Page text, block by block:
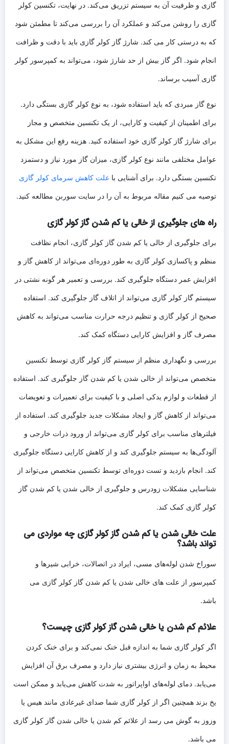
گازی و ظرفیت آن به سیستم تزریق می‌کند. در نهایت، تکنسین کولر
گازی را روشن می‌کند و عملکرد آن را بررسی می‌کند تا مطمئن شود
که به درستی کار می ‌کند. شارژ گاز کولر گازی باید با دقت و ظرافت
انجام شود. اگر گاز بیش از حد شارژ شود، می‌تواند به کمپرسور کولر
گازی آسیب برساند.
نوع گاز مبردی که باید استفاده شود، به نوع کولر گازی بستگی دارد.
برای اطمینان از کیفیت و کارایی، از یک تکنسین متخصص و مجاز
برای شارژ گاز کولر گازی خود استفاده کنید. هزینه رفع این مشکل به
عوامل مختلفی مانند نوع کولر گازی، میزان گاز مورد نیاز و دستمزد
تکنسین بستگی دارد. برای آشنایی با علت کاهش سرمای کولر گازی
توصیه می کنیم مقاله مربوط به آن را در سایت سوربن مطالعه کنید.
راه های جلوگیری از خالی یا کم شدن گاز کولر گازی
برای جلوگیری از خالی یا کم شدن گاز کولر گازی، انجام نظافت
منظم و پاکسازی کولر گازی به طور دوره‌ای می‌تواند از کاهش گاز و
افزایش عمر دستگاه جلوگیری کند. بررسی و تعمیر هر گونه نشتی در
سیستم گاز کولر گازی می‌تواند از اتلاف گاز جلوگیری کند. استفاده
صحیح از کولر گازی و تنظیم درجه حرارت مناسب می‌تواند به کاهش
مصرف گاز و افزایش کارایی دستگاه کمک کند.
بررسی و نگهداری منظم از سیستم گاز کولر گازی توسط تکنسین
متخصص می‌تواند از خالی شدن یا کم شدن گاز جلوگیری کند. استفاده
از قطعات و لوازم یدکی اصلی و با کیفیت برای تعمیرات و تعویضات
می‌تواند از کاهش گاز و ایجاد مشکلات جدید جلوگیری کند. استفاده از
فیلترهای مناسب برای کولر گازی می‌تواند از ورود ذرات خارجی و
آلودگی‌ها به سیستم جلوگیری کند و از کاهش کارایی دستگاه جلوگیری
کند. انجام بازدید و تست دوره‌ای توسط تکنسین متخصص می‌تواند از
شناسایی مشکلات زودرس و جلوگیری از خالی شدن یا کم شدن گاز
کولر گازی کمک کند.
علت خالی شدن یا کم شدن گاز کولر گازی چه مواردی می
تواند باشد؟
سوراخ شدن لوله‌های مسی، ایراد در اتصالات، خرابی شیرها و
کمپرسور از علت های خالی شدن یا کم شدن گاز کولر گازی می
باشد.
علائم کم شدن یا خالی شدن گاز کولر گازی چیست؟
اگر کولر گازی شما به اندازه قبل خنک نمی‌کند و برای خنک کردن
محیط به زمان و انرژی بیشتری نیاز دارد و مصرف برق آن افزایش
می‌یابد. دمای لوله‌های اواپراتور به شدت کاهش می‌یابد و ممکن است
یخ بزند همچنین اگر از کولر گازی شما صدای غیرعادی مانند هیس یا
وزوز به گوش می‌ رسد از علائم کم شدن یا خالی شدن گاز کولر گازی
می باشد.